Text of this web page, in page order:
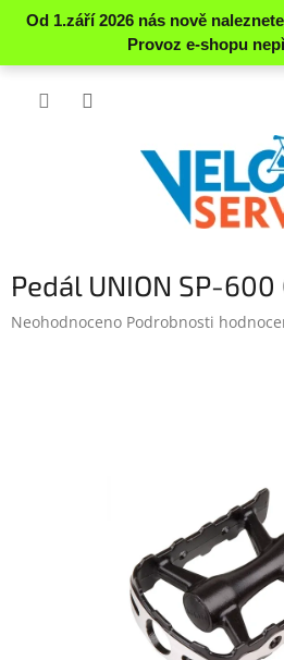
Přejít
Pedál UNION SP-600
Průměrné
Neohodnoceno Podrobnosti